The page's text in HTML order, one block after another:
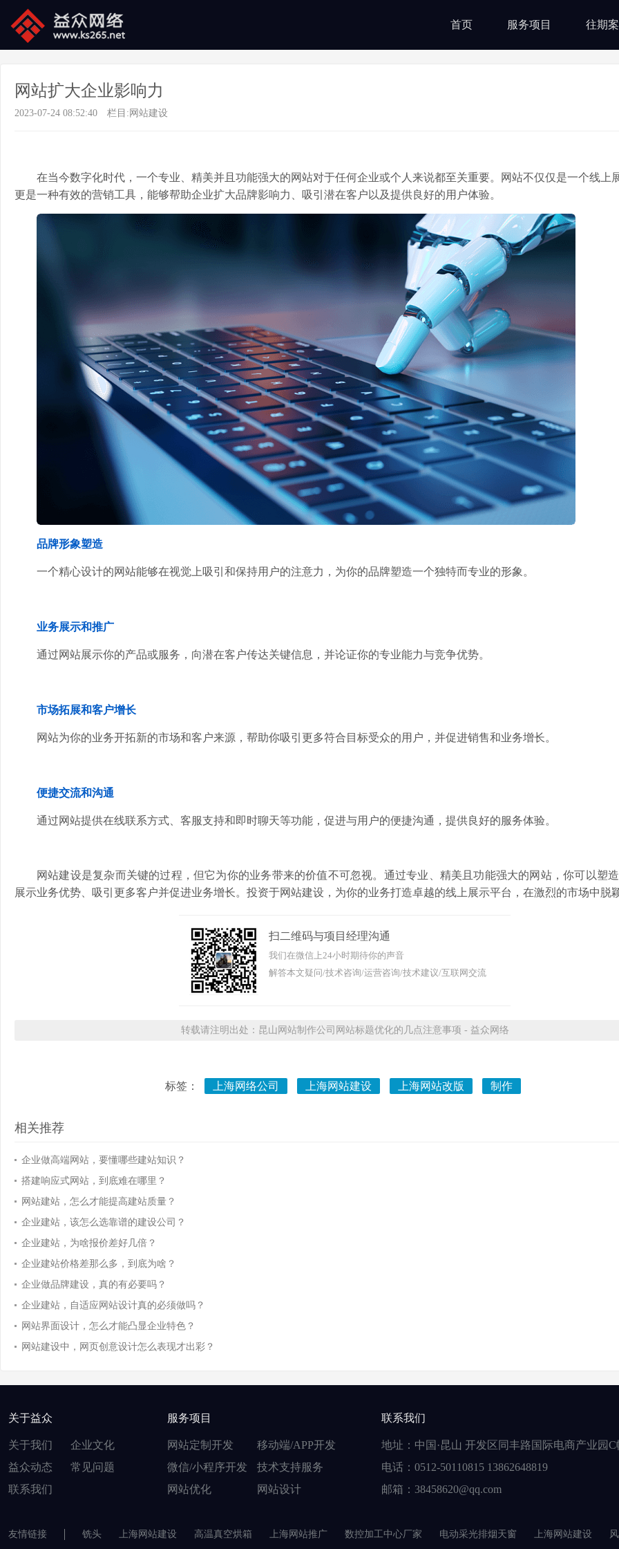
首页 服务项目 往期
网站扩大企业影响力
2023-07-24 08:52:40 栏目: 网站建设
在当今数字化时代，一个专业、精美并且功能强大的网站对于任何企业或个人来说都至关重要。网站不仅仅是一个线上
更是一种有效的营销工具，能够帮助企业扩大品牌影响力、吸引潜在客户以及提供良好的用户体验。
品牌形象塑造
一个精心设计的网站能够在视觉上吸引和保持用户的注意力，为你的品牌塑造一个独特而专业的形象。
业务展示和推广
通过网站展示你的产品或服务，向潜在客户传达关键信息，并论证你的专业能力与竞争优势。
市场拓展和客户增长
网站为你的业务开拓新的市场和客户来源，帮助你吸引更多符合目标受众的用户，并促进销售和业务增长。
便捷交流和沟通
通过网站提供在线联系方式、客服支持和即时聊天等功能，促进与用户的便捷沟通，提供良好的服务体验。
网站建设是复杂而关键的过程，但它为你的业务带来的价值不可忽视。通过专业、精美且功能强大的网站，你可以塑
展示业务优势、吸引更多客户并促进业务增长。投资于网站建设，为你的业务打造卓越的线上展示平台，在激烈的市场中脱
扫二维码与项目经理沟通
我们在微信上24小时期待你的声音
解答本文疑问/技术咨询/运营咨询/技术建议/互联网交流
转载请注明出处：昆山网站制作公司网站标题优化的几点注意事项 - 益众网络
标签： 上海网络公司 上海网站建设 上海网站改版 制作
相关推荐
企业做高端网站，要懂哪些建站知识？
搭建响应式网站，到底难在哪里？
网站建站，怎么才能提高建站质量？
企业建站，该怎么选靠谱的建设公司？
企业建站，为啥报价差好几倍？
企业建站价格差那么多，到底为啥？
企业做品牌建设，真的有必要吗？
企业建站，自适应网站设计真的必须做吗？
网站界面设计，怎么才能凸显企业特色？
网站建设中，网页创意设计怎么表现才出彩？
关于益众
关于我们
企业文化
益众动态
常见问题
联系我们
服务项目
网站定制开发
移动端/APP开发
微信/小程序开发
技术支持服务
网站优化
网站设计
联系我们
地址：中国·昆山 开发区同丰路国际电商产业园C
电话：0512-50110815 13862648819
邮箱：38458620@qq.com
友情链接 铣头 上海网站建设 高温真空烘箱 上海网站推广 数控加工中心厂家 电动采光排烟天窗 上海网站建设